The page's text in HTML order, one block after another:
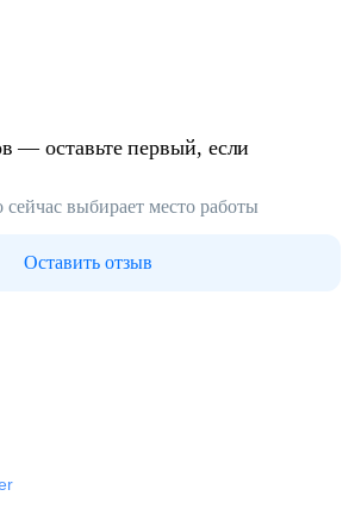
— оставьте первый, если
выбирает место работы
Оставить отзыв